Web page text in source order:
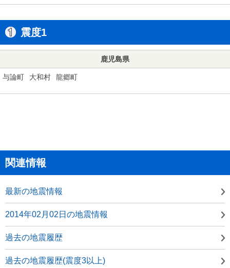
震度1
鹿児島県
与論町 大和村 龍郷町
関連情報
最新の地震情報
2014年02月02日の地震情報
過去の地震履歴
過去の地震履歴(震度3以上)